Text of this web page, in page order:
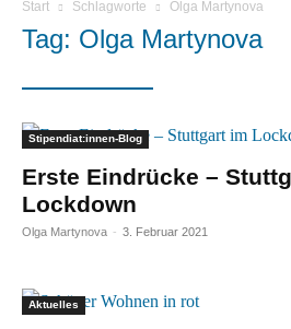
Start Schlagworte Olga Martynova
Tag: Olga Martynova
Stipendiat:innen-Blog
Erste Eindrücke –
Lockdown
Olga Martynova - 3. Februar 2021
Aktuelles